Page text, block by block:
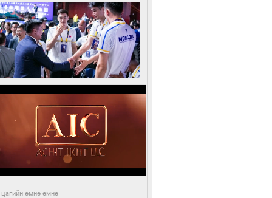
цагийн өмнө өмнө